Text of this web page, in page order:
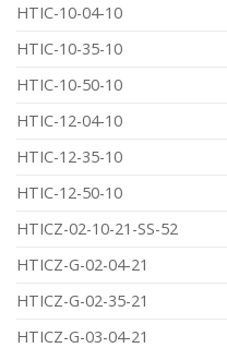
HTIC-10-04-10
HTIC-10-35-10
HTIC-10-50-10
HTIC-12-04-10
HTIC-12-35-10
HTIC-12-50-10
HTICZ-02-10-21-SS-52
HTICZ-G-02-04-21
HTICZ-G-02-35-21
HTICZ-G-03-04-21